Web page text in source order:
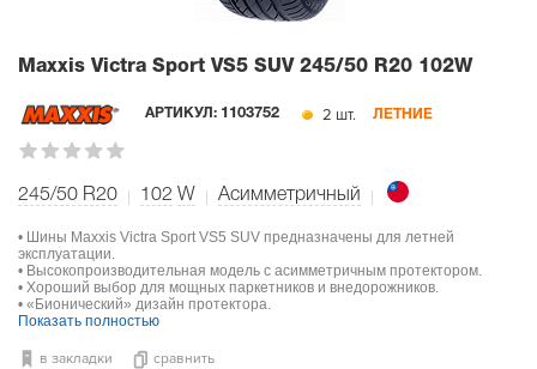
Maxxis Victra Sport VS5 SUV 245/50 R20 102W
АРТИКУЛ: 1103752 2 шт. ЛЕТНИЕ
245/50 R20 102 W Асимметричный
• Шины Maxxis Victra Sport VS5 SUV предназначены для летней
эксплуатации.
• Высокопроизводительная модель с асимметричным протектором.
• Хороший выбор для мощных паркетников и внедорожников.
• «Бионический» дизайн протектора.
Показать полностью
в закладки сравнить